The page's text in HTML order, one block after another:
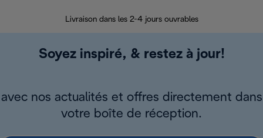
Livraison dans les 2-4 jours ouvrables
Soyez inspiré, & restez à jour!
avec nos actualités et offres directement dans
votre boîte de réception.